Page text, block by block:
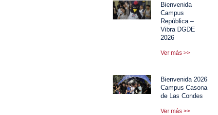
Bienvenida
Campus
República –
Vibra DGDE
2026
Ver más >>
Bienvenida 2026
Campus Casona
de Las Condes
Ver más >>